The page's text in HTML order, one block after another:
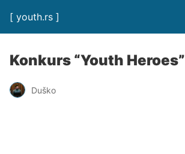
[ youth.rs ]
Konkurs “Youth Heroes”
Duško